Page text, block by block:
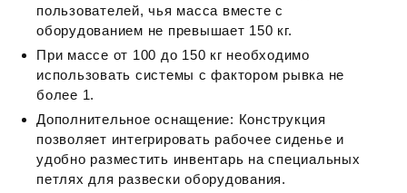
пользователей, чья масса вместе с
оборудованием не превышает 150 кг.
При массе от 100 до 150 кг необходимо
использовать системы с фактором рывка не
более 1.
Дополнительное оснащение: Конструкция
позволяет интегрировать рабочее сиденье и
удобно разместить инвентарь на специальных
петлях для развески оборудования.